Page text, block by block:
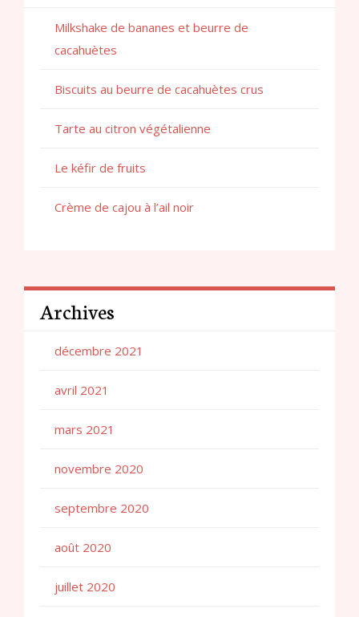
Milkshake de bananes et beurre de
cacahuètes
Biscuits au beurre de cacahuètes crus
Tarte au citron végétalienne
Le kéfir de fruits
Crème de cajou à l’ail noir
Archives
décembre 2021
avril 2021
mars 2021
novembre 2020
septembre 2020
août 2020
juillet 2020